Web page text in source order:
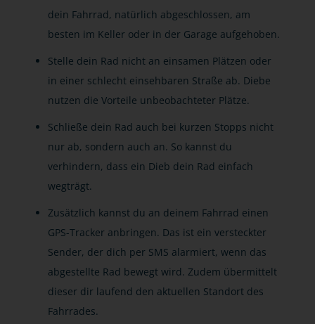
dein Fahrrad, natürlich abgeschlossen, am
besten im Keller oder in der Garage aufgehoben.
Stelle dein Rad nicht an einsamen Plätzen oder
in einer schlecht einsehbaren Straße ab. Diebe
nutzen die Vorteile unbeobachteter Plätze.
Schließe dein Rad auch bei kurzen Stopps nicht
nur ab, sondern auch an. So kannst du
verhindern, dass ein Dieb dein Rad einfach
wegträgt.
Zusätzlich kannst du an deinem Fahrrad einen
GPS-Tracker anbringen. Das ist ein versteckter
Sender, der dich per SMS alarmiert, wenn das
abgestellte Rad bewegt wird. Zudem übermittelt
dieser dir laufend den aktuellen Standort des
Fahrrades.